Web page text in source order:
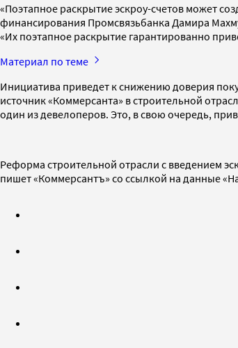
«Поэтапное раскрытие эскроу-счетов может
финансирования Промсвязьбанка Дамира
«Их поэтапное раскрытие гарантированно
Материал по теме
Инициатива приведет к снижению доверия
источник «Коммерсанта» в строительной
один из девелоперов. Это, в свою очередь,
Реформа строительной отрасли с введением
пишет «Коммерсантъ» со ссылкой на данные